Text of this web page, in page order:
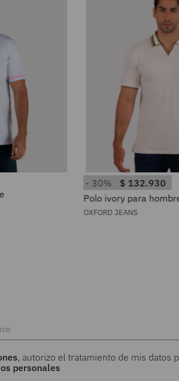
30% $ 132.930
Polo ivory para
OXFORD JEANS
, autorizo el tratamiento de mis datos
personales